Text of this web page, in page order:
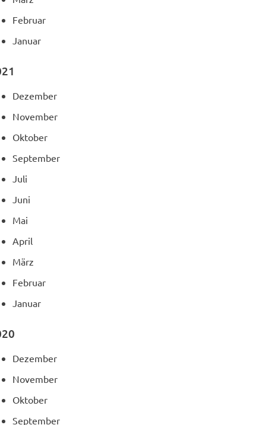
Februar
Januar
Dezember
November
Oktober
September
Juli
Juni
Mai
April
März
Februar
Januar
Dezember
November
Oktober
September